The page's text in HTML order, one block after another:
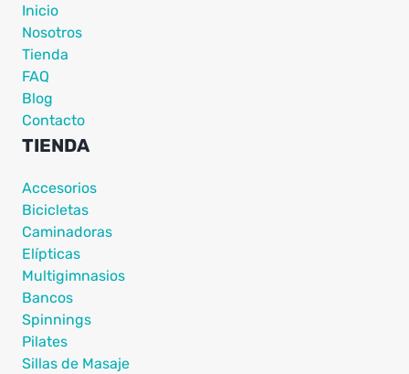
Inicio
Nosotros
Tienda
FAQ
Blog
Contacto
TIENDA
Accesorios
Bicicletas
Caminadoras
Elípticas
Multigimnasios
Bancos
Spinnings
Pilates
Sillas de Masaje